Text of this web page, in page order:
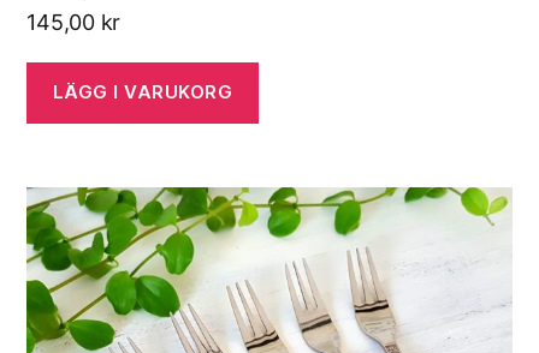
145,00 kr
LÄGG I VARUKORG